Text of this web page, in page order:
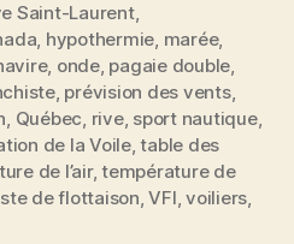
Saint-Laurent,
, hypothermie, marée,
, onde, pagaie double,
, prévision des vents,
, Québec, rive, sport nautique,
de la Voile,table des
de l’air,température de
de flottaison,VFI,voiliers,